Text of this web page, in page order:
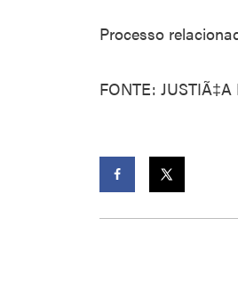
Processo
FONTE: JUSTIÃ‡A